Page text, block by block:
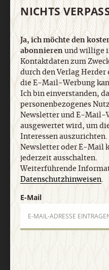
AGB und Widerrufsbelehrung
Vertrag widerrufen
NICHTS
Ja, ich möchte den
abonnierenund willige
Kontaktdaten zum
durch den Verlag
die E-Mail-Werbung
Ich bin einverstanden,
personenbezogenes
Newsletter und E-Mail-
ausgewertet wird, um
Interessen
Newsletter oder E-Mail
jederzeit ausschalten.
Weiterführende
Datenschutzhinweisen.
E-Mail